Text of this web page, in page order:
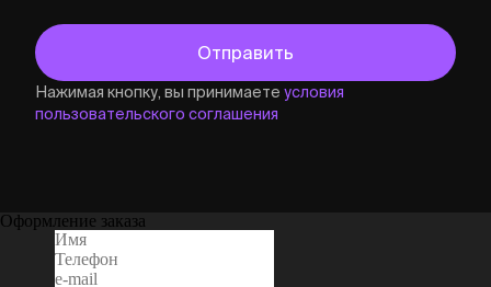
Нажимая кнопку, вы принимаете условия
пользовательского соглашения
Оформление заказа